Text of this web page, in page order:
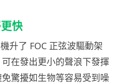
快
升了 FOC 正弦波驅動架
在發出更小的聲浪下發揮
驚擾如生物等容易受到噪